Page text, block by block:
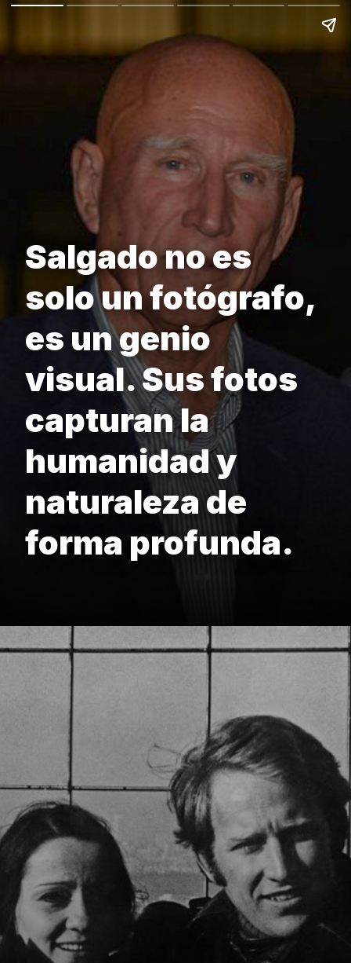
Salgado no es
solo un fotógrafo,
es un genio
visual. Sus fotos
capturan la
humanidad y
naturaleza de
forma profunda.